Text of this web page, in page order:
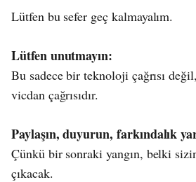
Lütfen bu sefer geç kalmayalım.
Lütfen unutmayın:
Bu sadece bir teknoloji çağrısı
vicdan çağrısıdır.
Paylaşın, duyurun, farkındalık
Çünkü bir sonraki yangın, belki
çıkacak.